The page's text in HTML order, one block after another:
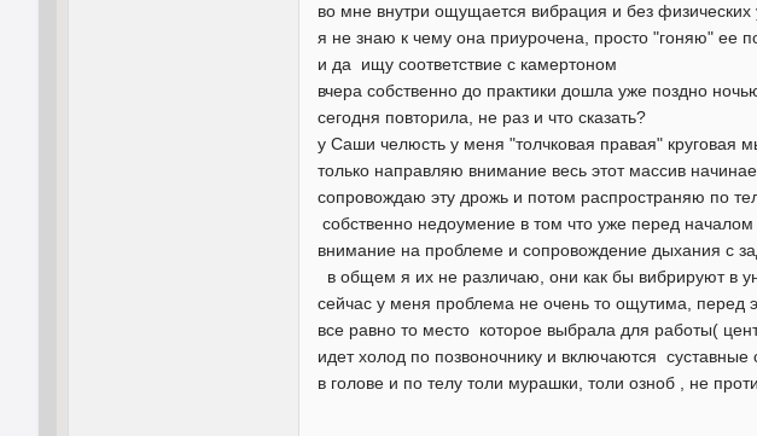
во мне внутри ощущается вибрация и без физических
я не знаю к чему она приурочена, просто "гоняю" ее
и да ищу соответствие с камертоном
вчера собственно до практики дошла уже поздно
сегодня повторила, не раз и что сказать?
у Саши челюсть у меня "толчковая правая" круговая
только направляю внимание весь этот массив
сопровождаю эту дрожь и потом распространяю по
собственно недоумение в том что уже перед
внимание на проблеме и сопровождение дыхания с
в общем я их не различаю, они как бы вибрируют в
сейчас у меня проблема не очень то ощутима, перед
все равно то место которое выбрала для работы(
идет холод по позвоночнику и включаются
в голове и по телу толи мурашки, толи озноб , не